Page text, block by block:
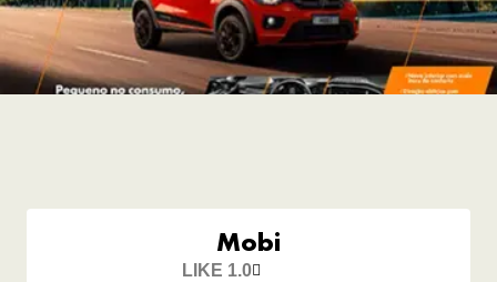
Mobi
LIKE 1.0